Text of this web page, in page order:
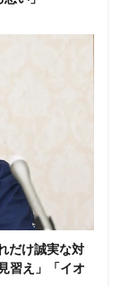
だけ誠実な対
習え」「イオ